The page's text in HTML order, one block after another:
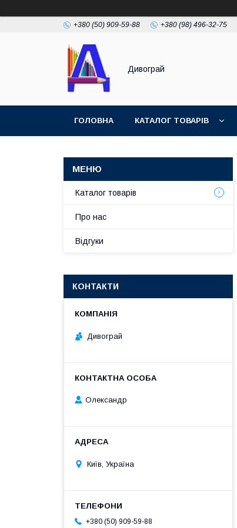
+380 (50) 909-59-88 +380 (98) 496-32-75
Дивограй
ГОЛОВНА КАТАЛОГ ТОВАРІВ
Каталог товарів
Про нас
Відгуки
КОНТАКТИ
Дивограй
Олександр
Київ, Україна
+380 (50) 909-59-88